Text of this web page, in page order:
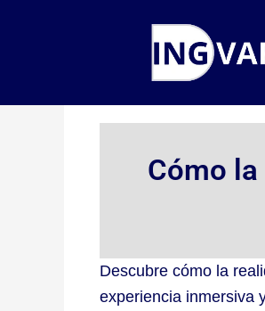
Cómo
Descubre cómo la
experiencia inmersiva